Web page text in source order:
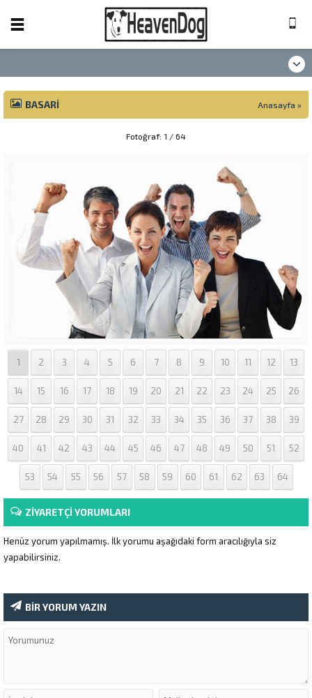
BASARI Anasayfa »
Fotoğraf: 1 / 64
1 2 3 4 5 6 7 8 9 10 11 12 13
14 15 16 17 18 19 20 21 22 23 24 25 26
27 28 29 30 31 32 33 34 35 36 37 38 39
40 41 42 43 44 45 46 47 48 49 50 51 52
53 54 55 56 57 58 59 60 61 62 63 64
ZİYARETÇİ YORUMLARI
Henüz yorum yapılmamış. İlk yorumu aşağıdaki form aracılığıyla siz
yapabilirsiniz.
BİR YORUM YAZIN